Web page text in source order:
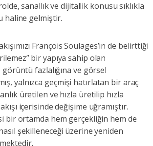
sanallık ve dijitallik konusu sıklıkla
haline gelmiştir.
François Soulages’in de belirttiği
bir yapıya sahip olan
fazlalığına ve görsel
yalnızca geçmişi hatırlatan bir araç
üretilen ve hızla üretilip hızla
içerisinde değişime uğramıştır.
bir ortamda hem gerçekliğin hem de
şekilleneceği üzerine yeniden